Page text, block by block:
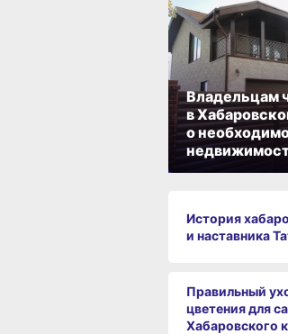
Владельцам
в
о
История
и наставника
Правильный
цветения для
Хабаровского